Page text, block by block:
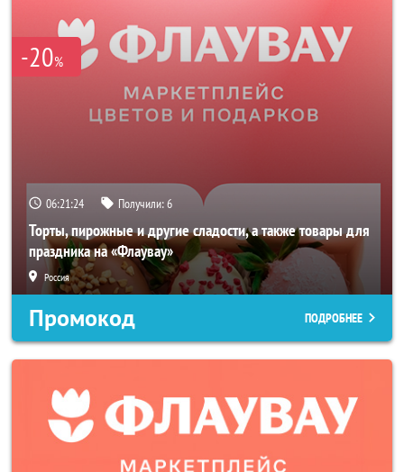
-20%
06:21:23 Получили:6
Торты, пирожные и другие сладости, а также товары для
праздника на «Флаувау»
Россия
Промокод ПОДРОБНЕЕ